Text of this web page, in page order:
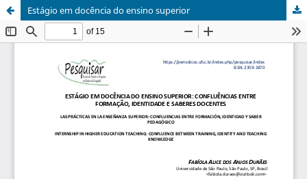
Estágio em docência do ensino superior